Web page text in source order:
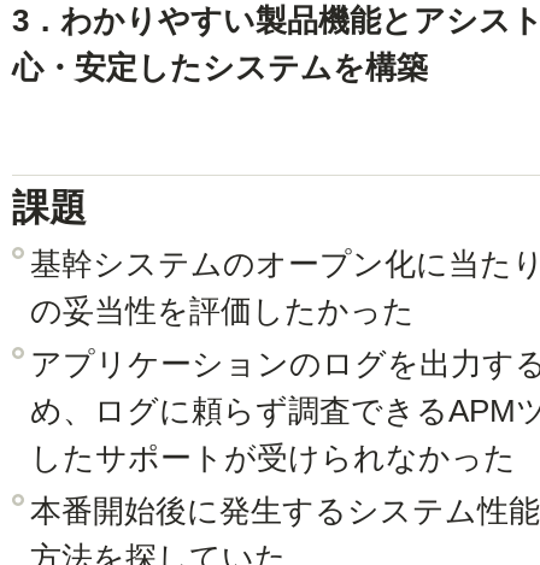
3．わかりやすい製品機能とアシス
心・安定したシステムを構築
課題
基幹システムのオープン化に当た
の妥当性を評価したかった
アプリケーションのログを出力す
め、ログに頼らず調査できるAPM
したサポートが受けられなかった
本番開始後に発生するシステム性